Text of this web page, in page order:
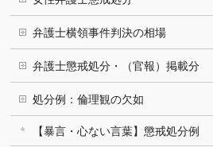
弁護士横領事件判決の相場
弁護士懲戒処分・（官報）掲載分
処分例：倫理観の欠如
【暴言・心ない言葉】懲戒処分例